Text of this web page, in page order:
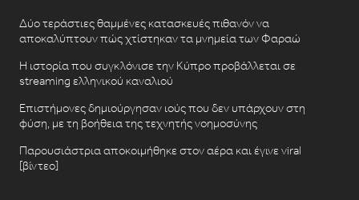
Δύο τεράστιες θαμμένες κατασκευές πιθανόν να
αποκαλύπτουν πώς χτίστηκαν τα μνημεία των Φαραώ
Η ιστορία που συγκλόνισε την Κύπρο προβάλλεται σε
streaming ελληνικού καναλιού
Επιστήμονες δημιούργησαν ιούς που δεν υπάρχουν στη
φύση, με τη βοήθεια της τεχνητής νοημοσύνης
Παρουσιάστρια αποκοιμήθηκε στον αέρα και έγινε viral
[βίντεο]